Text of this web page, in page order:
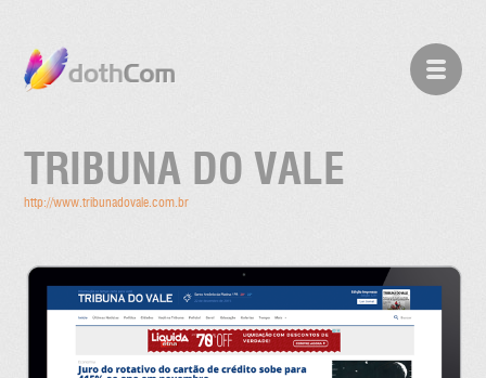
TRIBUNA DO VALE
http://www.tribunadovale.com.br